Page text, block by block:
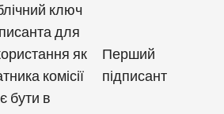
ключ
для
як
комісії
бути в
Перший
підписант